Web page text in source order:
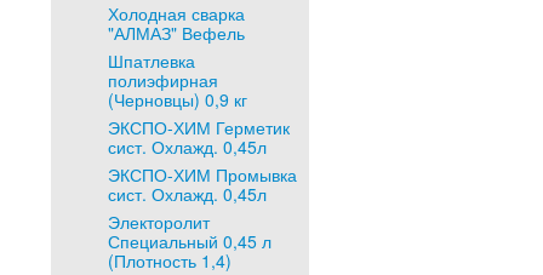
Холодная сварка
"АЛМАЗ" Вефель
Шпатлевка
полиэфирная
(Черновцы) 0,9 кг
ЭКСПО-ХИМ Герметик
сист. Охлажд. 0,45л
ЭКСПО-ХИМ Промывка
сист. Охлажд. 0,45л
Электоролит
Специальный 0,45 л
(Плотность 1,4)